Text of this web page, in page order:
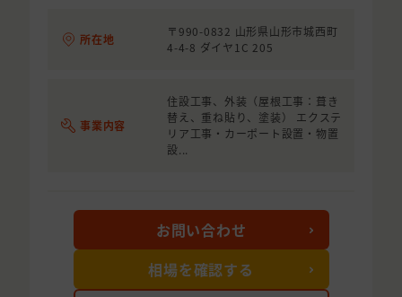
所在地
〒990-0832 山形県山形市城西町
4-4-8 ダイヤ1C 205
事業内容
住設工事、外装（屋根工事：葺き
替え、重ね貼り、塗装） エクステ
リア工事・カーポート設置・物置
設...
お問い合わせ
相場を確認する